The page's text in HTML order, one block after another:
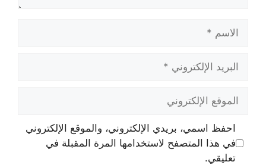
الإلكتروني
الإلكتروني
احفظ اسمي، بريدي الإلكتروني، والموقع الإلكتروني
في هذا المتصفح لاستخدامها المرة المقبلة في
تعليقي.